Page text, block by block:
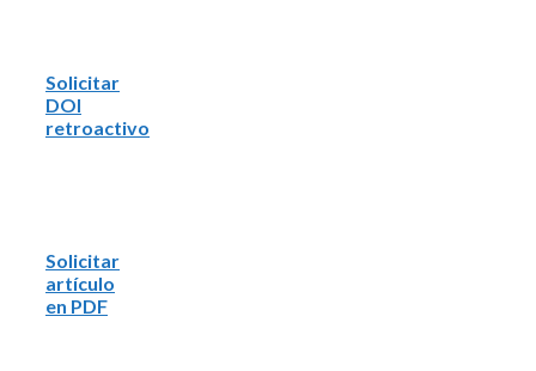
Solicitar
DOI
retroactivo
Solicitar
artículo
en PDF